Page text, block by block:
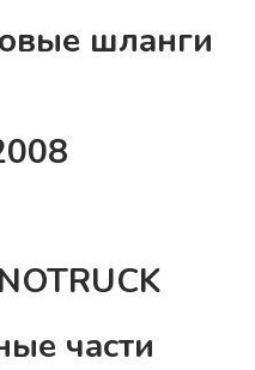
шланги
части